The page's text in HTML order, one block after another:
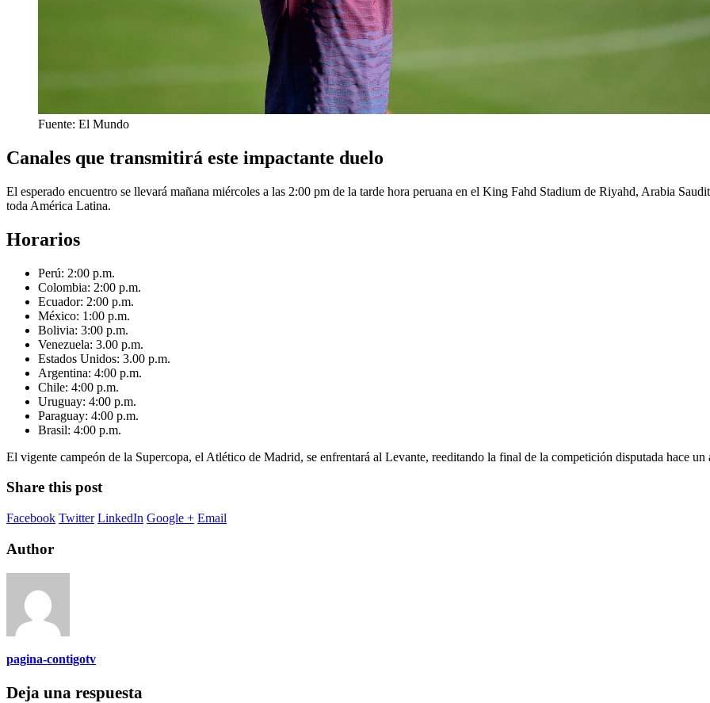
Fuente: El Mundo
Canales que transmitirá este impactante duelo
El esperado encuentro se llevará mañana miércoles a las 2:00 pm de la tarde hora peruana en el King Fahd Stadium de Riyahd, Arabia
toda América Latina.
Horarios
Perú: 2:00 p.m.
Colombia: 2:00 p.m.
Ecuador: 2:00 p.m.
México: 1:00 p.m.
Bolivia: 3:00 p.m.
Venezuela: 3.00 p.m.
Estados Unidos: 3.00 p.m.
Argentina: 4:00 p.m.
Chile: 4:00 p.m.
Uruguay: 4:00 p.m.
Paraguay: 4:00 p.m.
Brasil: 4:00 p.m.
El vigente campeón de la Supercopa, el Atlético de Madrid, se enfrentará al Levante, reeditando la final de la competición disputada hace un
Share this post
Facebook Twitter LinkedIn Google + Email
Author
pagina-contigotv
Deja una respuesta